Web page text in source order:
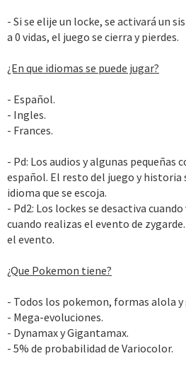
- Si se elije un locke, se activará un
a 0 vidas, el juego se cierra y pierdes.
¿En que idiomas se puede jugar?
- Español.
- Ingles.
- Frances.
- Pd: Los audios y algunas pequeñas
español. El resto del juego y historia
idioma que se escoja.
- Pd2: Los lockes se desactiva
cuando realizas el evento de
el evento.
¿Que Pokemon tiene?
- Todos los pokemon, formas alola y
- Mega-evoluciones.
- Dynamax y Gigantamax.
- 5% de probabilidad de Variocolor.